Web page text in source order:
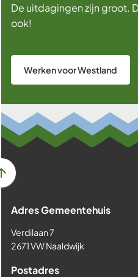
De uitdagingen zijn groot.
ook!
Werken voor Westland
Scroll
boven
het
van
Adres Gemeentehuis
Verdilaan 7
2671 VW Naaldwijk
Postadres